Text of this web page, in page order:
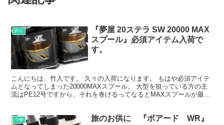
釣り
『夢屋 20ステラ SW 20000 MAX
スプール』必須アイテム入荷で
す。
こんにちは、竹入です。 久々の入荷になります。 もはや必須アイテ
ムとなってしまった20000MAXスプール。 大型を狙っている方の主
流はPE12号ですから、それを巻けるってなるとMAXスプールが最初
小物 旅のお供に 『ボアード WR』